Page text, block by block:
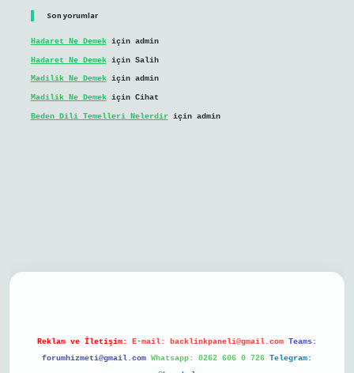
Son yorumlar
Hadaret Ne Demekiçin admin
Hadaret Ne Demekiçin Salih
Madilik Ne Demekiçin admin
Madilik Ne Demekiçin Cihat
Beden Dili Temelleri Nelerdiriçin admin
Reklam ve İletişim: E-mail: backlinkpaneli@gmail.com Teams:
forumhizmeti@gmail.com Whatsapp: 0262 606 0 726 Telegram: